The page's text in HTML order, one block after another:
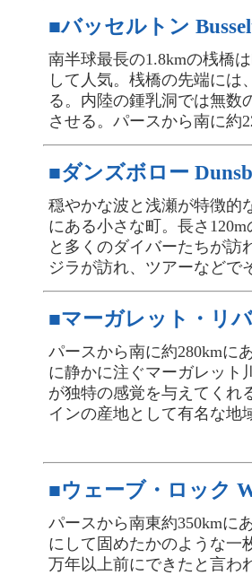
■バッセルトン
南半球最長の1.8kmの桟橋
して人気。桟橋の先端には
る。内陸の鍾乳洞では無数
させる。パースから南に約
■ダンズボロー
穏やかな波と浅瀬が特徴的
にある小さな町。長さ
と多くのダイバーたちが訪
ジラが訪れ、ツアーなどで
■マーガレット・リ
パースから南に約280kmに
に静かに注ぐマーガレット
が独特の感覚を与えてくれ
インの産地として有名な地
■ウェーブ・ロック
パースから南東約350kmに
にして固めたかのような一
万年以上前にできたと言わ